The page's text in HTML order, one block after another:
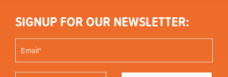
SIGNUP FOR OUR NEWSLETTER: